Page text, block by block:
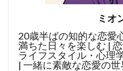
ミオ
20歳半ばの知的な恋愛
満ちた日々を楽しむ |
ライフスタイル・心理
| 一緒に素敵な恋愛の世